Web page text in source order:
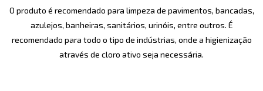
O produto é recomendado para limpeza de pavimentos, bancadas,
azulejos, banheiras, sanitários, urinóis, entre outros. É
recomendado para todo o tipo de indústrias, onde a higienização
através de cloro ativo seja necessária.